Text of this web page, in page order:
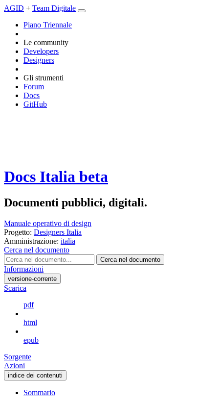
AGID + Team Digitale
Piano Triennale
Le community
Developers
Designers
Gli strumenti
Forum
Docs
GitHub
Docs Italia beta
Documenti pubblici, digitali.
Manuale operativo di design
Progetto: Designers Italia
Amministrazione: italia
Cerca nel documento
Cerca nel documento
Informazioni
versione-corrente
Scarica
pdf
html
epub
Sorgente
Azioni
indice dei contenuti
Sommario